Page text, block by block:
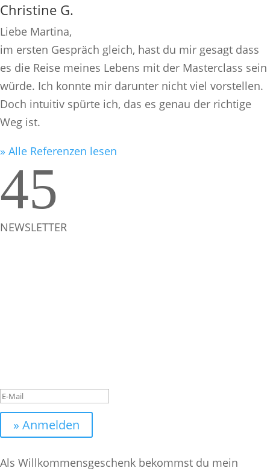
Christine G.
Liebe Martina,
im ersten Gespräch gleich, hast du mir gesagt dass
es die Reise meines Lebens mit der Masterclass sein
würde. Ich konnte mir darunter nicht viel vorstellen.
Doch intuitiv spürte ich, das es genau der richtige
Weg ist.
» Alle Referenzen lesen
45
NEWSLETTER
» Anmelden
Als Willkommensgeschenk bekommst du mein